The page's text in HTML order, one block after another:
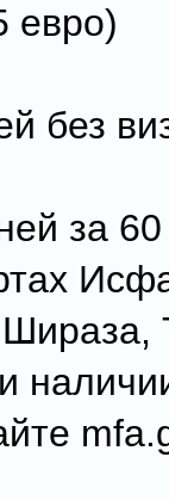
евро)
без
за